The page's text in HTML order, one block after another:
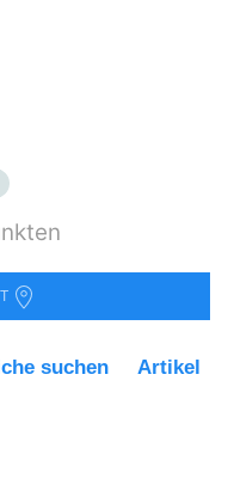
suchen Artikel